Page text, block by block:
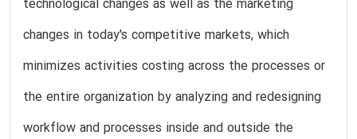
technological changes as well as the marketing
changes in today's competitive markets, which
minimizes activities costing across the processes or
the entire organization by analyzing and redesigning
workflow and processes inside and outside the